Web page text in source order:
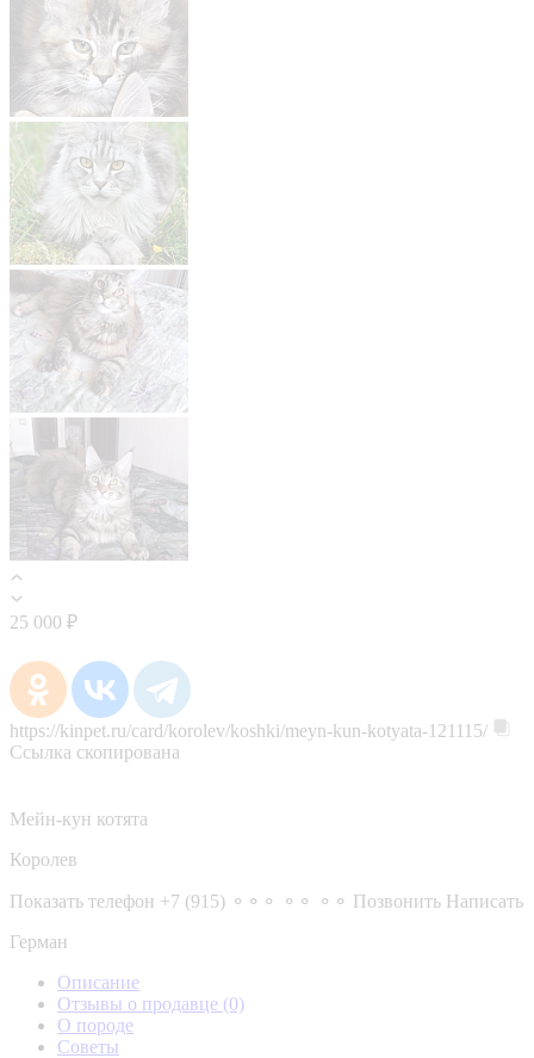
25 000 ₽
https://kinpet.ru/card/korolev/koshki/meyn-kun-kotyata-121115/
Ссылка скопирована
Мейн-кун котята
Королев
Показать телефон +7 (915) ⚬⚬⚬ ⚬⚬ ⚬⚬ Позвонить Написать
Герман
Описание
Отзывы о продавце (0)
О породе
Советы